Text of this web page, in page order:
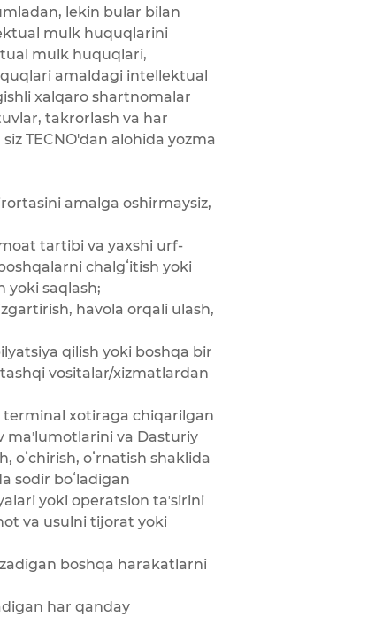
lekin bular bilan
mulk huquqlarini
mulk huquqlari,
amaldagi intellektual
xalqaro shartnomalar
takrorlash va har
TECNO'dan alohida yozma
amalga oshirmaysiz,
tartibi va yaxshi urf-
chalgʻitish yoki
yoki saqlash;
havola orqali ulash,
qilish yoki boshqa bir
vositalar/xizmatlardan
xotiraga chiqarilgan
va Dasturiy
oʻchirish, oʻrnatish shaklida
sodir boʻladigan
yoki operatsion taʼsirini
va usulni tijorat yoki
boshqa harakatlarni
har qanday